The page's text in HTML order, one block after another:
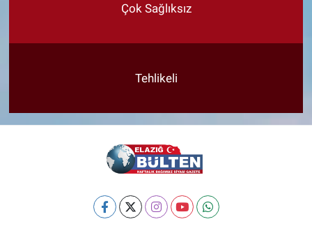
Çok Sağlıksız
Tehlikeli